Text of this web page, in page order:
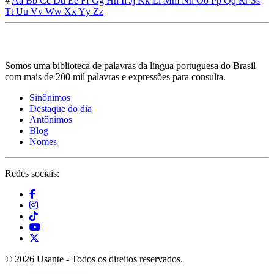
Tt Uu Vv Ww XxYy Zz
Somos uma biblioteca de palavras da língua portuguesa do Brasil
com mais de 200 mil palavras e expressões para consulta.
Sinônimos
Destaque do dia
Antônimos
Blog
Nomes
Redes sociais:
© 2026 Usante - Todos os direitos reservados.